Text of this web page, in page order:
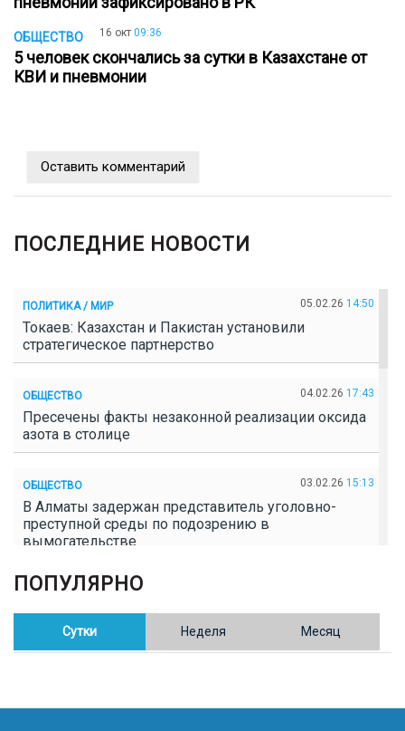
ОБЩЕСТВО 16 окт 09:36
5 человек скончались за сутки в Казахстане от
КВИ и пневмонии
Оставить комментарий
ПОСЛЕДНИЕ НОВОСТИ
ПОЛИТИКА / МИР 05.02.26 14:50
Токаев: Казахстан и Пакистан установили
стратегическое партнерство
ОБЩЕСТВО 04.02.26 17:43
Пресечены факты незаконной реализации оксида
азота в столице
ОБЩЕСТВО 03.02.26 15:13
В Алматы задержан представитель уголовно-
преступной среды по подозрению в
вымогательстве
ОБЩЕСТВО
Полицейские пресекли незаконное выращивание
конопли в Таразе
Казахстан возглавил Договор о зоне, свободной от
ПОПУЛЯРНО
Сутки Неделя Месяц